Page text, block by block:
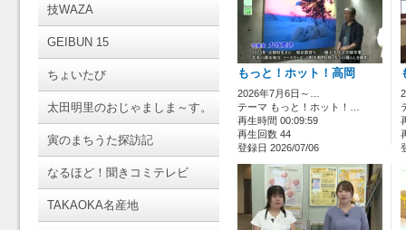
技WAZA
GEIBUN 15
ちょいたび
太田明里のおじゃましま～す。
寅のまちうた探訪記
なるほど！聞きコミテレビ
TAKAOKA名産地
もっと！ホット！高岡
2026年7月6日～…
テーマ もっと！ホット！…
再生時間 00:09:59
再生回数 44
登録日 2026/07/06